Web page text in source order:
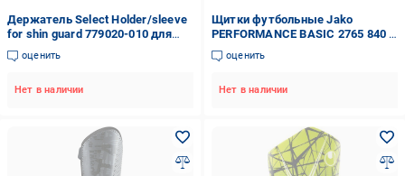
Держатель Select Holder/sleeve
for shin guard 779020-010 для
щитков
оценить
Нет в наличии
Щитки футбольные Jako
PERFORMANCE BASIC 2765 840 L
Серый
оценить
Нет в наличии